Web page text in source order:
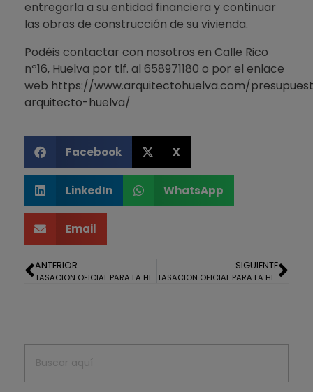
entregarla a su entidad financiera y continuar
las obras de construcción de su vivienda.
Podéis contactar con nosotros en Calle Rico
nº16, Huelva por tlf. al 658971180 o por el enlace
web https://www.arquitectohuelva.com/
arquitecto-huelva/
Facebook X
LinkedIn WhatsApp
Email
ANTERIOR
TASACION OFICIAL PARA LA HIPOTECA DE UN PISO EN FUENTEPIÑA
SIGUIENTE
TASACION OFICIAL PARA LA HIPOTECA DE UN PISO EN LEPE